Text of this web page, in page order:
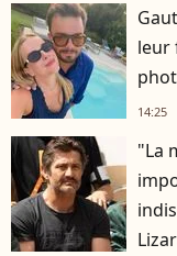
leur
14:25
"La